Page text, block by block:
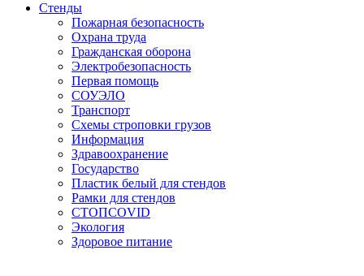
Стенды
Пожарная безопасность
Охрана труда
Гражданская оборона
Электробезопасность
Первая помощь
СОУЭЛО
Транспорт
Схемы строповки грузов
Информация
Здравоохранение
Государство
Пластик белый для стендов
Рамки для стендов
СТОПCOVID
Экология
Здоровое питание